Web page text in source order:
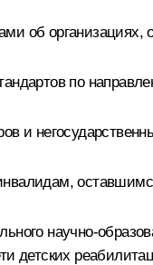
об организациях,
по
и
научно-
детских